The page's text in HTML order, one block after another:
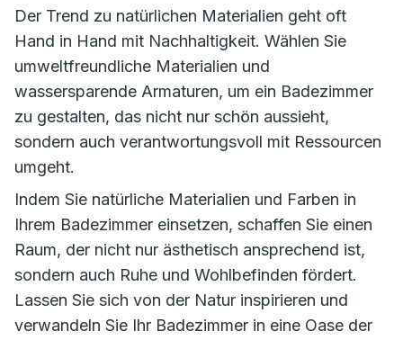
Der Trend zu natürlichen Materialien geht oft
Hand in Hand mit Nachhaltigkeit. Wählen Sie
umweltfreundliche Materialien und
wassersparende Armaturen, um ein Badezimmer
zu gestalten, das nicht nur schön aussieht,
sondern auch verantwortungsvoll mit Ressourcen
umgeht.
Indem Sie natürliche Materialien und Farben in
Ihrem Badezimmer einsetzen, schaffen Sie einen
Raum, der nicht nur ästhetisch ansprechend ist,
sondern auch Ruhe und Wohlbefinden fördert.
Lassen Sie sich von der Natur inspirieren und
verwandeln Sie Ihr Badezimmer in eine Oase der